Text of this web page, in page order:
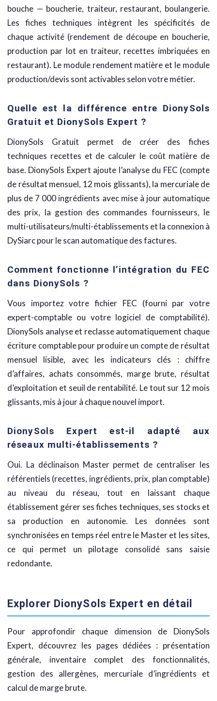
bouche — boucherie, traiteur, restaurant, boulangerie.
Les fiches techniques intègrent les spécificités de
chaque activité (rendement de découpe en boucherie,
production par lot en traiteur, recettes imbriquées en
restaurant). Le module rendement matière et le module
production/devis sont activables selon votre métier.
Quelle est la différence entre DionySols
Gratuit et DionySols Expert ?
DionySols Gratuit permet de créer des fiches
techniques recettes et de calculer le coût matière de
base. DionySols Expert ajoute l’analyse du FEC (compte
de résultat mensuel, 12 mois glissants), la mercuriale de
plus de 7 000 ingrédients avec mise à jour automatique
des prix, la gestion des commandes fournisseurs, le
multi-utilisateurs/multi-établissements et la connexion à
DySiarc pour le scan automatique des factures.
Comment fonctionne l’intégration du FEC
dans DionySols ?
Vous importez votre fichier FEC (fourni par votre
expert-comptable ou votre logiciel de comptabilité).
DionySols analyse et reclasse automatiquement chaque
écriture comptable pour produire un compte de résultat
mensuel lisible, avec les indicateurs clés : chiffre
d’affaires, achats consommés, marge brute, résultat
d’exploitation et seuil de rentabilité. Le tout sur 12 mois
glissants, mis à jour à chaque nouvel import.
DionySols Expert est-il adapté aux
réseaux multi-établissements ?
Oui. La déclinaison Master permet de centraliser les
référentiels (recettes, ingrédients, prix, plan comptable)
au niveau du réseau, tout en laissant chaque
établissement gérer ses fiches techniques, ses stocks et
sa production en autonomie. Les données sont
synchronisées en temps réel entre le Master et les sites,
ce qui permet un pilotage consolidé sans saisie
redondante.
Explorer DionySols Expert en détail
Pour approfondir chaque dimension de DionySols
Expert, découvrez les pages dédiées : présentation
générale, inventaire complet des fonctionnalités,
gestion des allergènes, mercuriale d’ingrédients et
calcul de marge brute.